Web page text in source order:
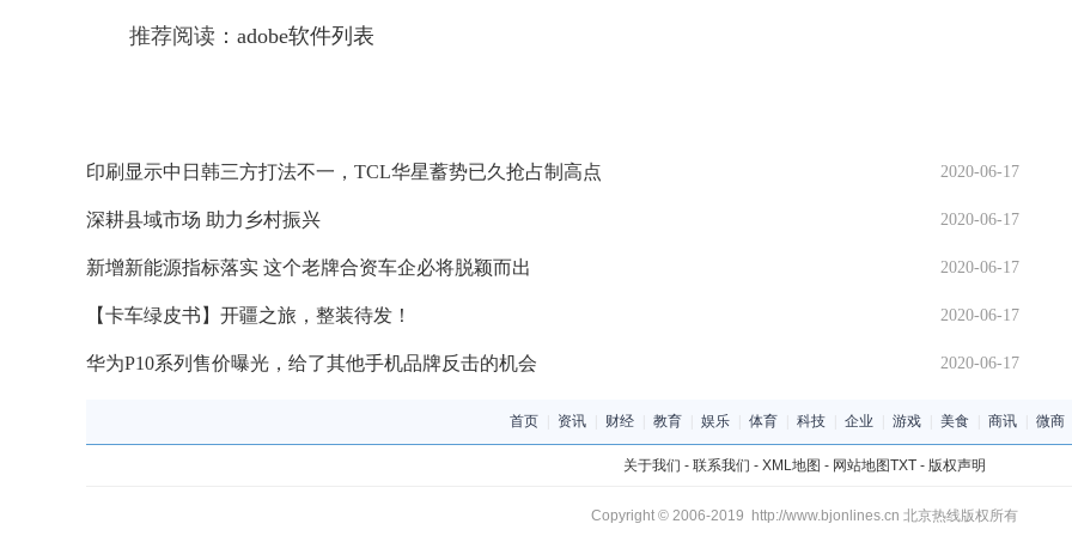
推荐阅读： adobe软件列表
2020-06-17
印刷显示中日韩三方打法不一，TCL华星蓄势已久抢占制高点
2020-06-17
深耕县域市场 助力乡村振兴
2020-06-17
新增新能源指标落实 这个老牌合资车企必将脱颖而出
2020-06-17
【卡车绿皮书】开疆之旅，整装待发！
2020-06-17
华为P10系列售价曝光，给了其他手机品牌反击的机会
首页 资讯 财经 教育 娱乐 体育 科技 企业 游戏 美食 商讯 微商
关于我们 - 联系我们 - XML地图 - 网站地图TXT- 版权声明
Copyright © 2006-2019 http://www.bjonlines.cn 北京热线版权所有